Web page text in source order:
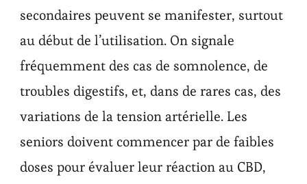
secondaires peuvent se manifester, surtout
au début de l’utilisation. On signale
fréquemment des cas de somnolence, de
troubles digestifs, et, dans de rares cas, des
variations de la tension artérielle. Les
seniors doivent commencer par de faibles
doses pour évaluer leur réaction au CBD,